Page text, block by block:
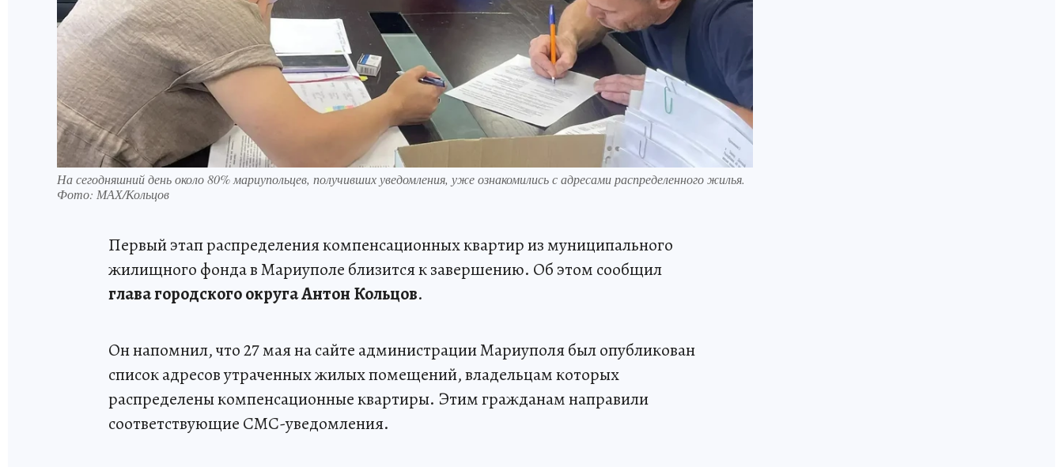
На сегодняшний день около 80% мариупольцев, получивших уведомления, уже ознакомились с адресами распределенного жилья.
Фото: МАХ/Кольцов
Первый этап распределения компенсационных квартир из муниципального
жилищного фонда в Мариуполе близится к завершению. Об этом сообщил
глава городского округа Антон Кольцов.
Он напомнил, что 27 мая на сайте администрации Мариуполя был опубликован
список адресов утраченных жилых помещений, владельцам которых
распределены компенсационные квартиры. Этим гражданам направили
соответствующие СМС-уведомления.